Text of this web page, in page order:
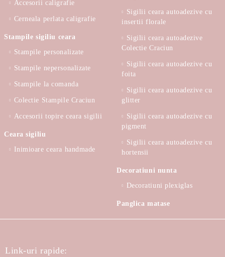
Accesorii caligrafie
Cerneala perlata caligrafie
Stampile sigiliu ceara
Stampile personalizate
Stampile nepersonalizate
Stampile la comanda
Colectie Stampile Craciun
Accesorii topire ceara sigilii
Ceara sigiliu
Inimioare ceara handmade
Sigilii ceara autoadezive cu
insertii florale
Sigilii ceara autoadezive
Colectie Craciun
Sigilii ceara autoadezive cu
foita
Sigilii ceara autoadezive cu
glitter
Sigilii ceara autoadezive cu
pigment
Sigilii ceara autoadezive cu
hortensii
Decoratiuni nunta
Decoratiuni plexiglas
Panglica matase
Link-uri rapide: